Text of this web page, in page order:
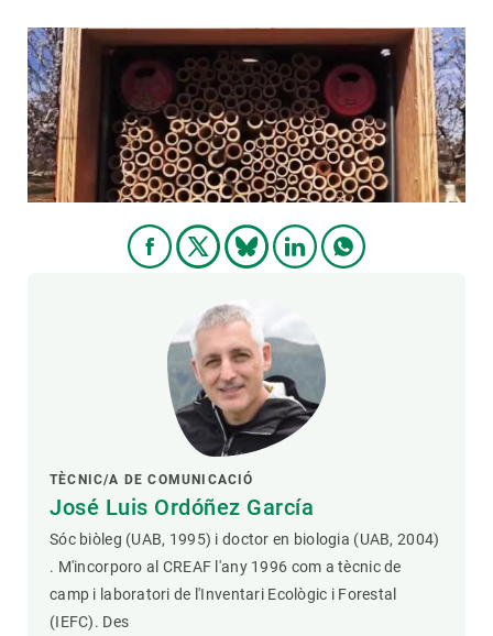
TÈCNIC/A DE COMUNICACIÓ
José Luis Ordóñez García
Sóc biòleg (UAB, 1995) i doctor en biologia (UAB, 2004)
. M'incorporo al CREAF l'any 1996 com a tècnic de
camp i laboratori de l'Inventari Ecològic i Forestal
(IEFC). Des